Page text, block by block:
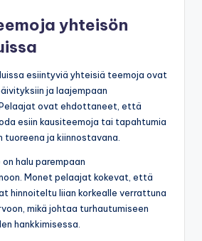
yhteisön
esiintyviä yhteisiä teemoja ovat
ja laajempaan
ovat ehdottaneet, että
esiin kausiteemoja tai tapahtumia
ja kiinnostavana.
halu parempaan
Monet pelaajat kokevat, että
hinnoiteltu liian korkealle verrattuna
mikä johtaa turhautumiseen
hankkimisessa.